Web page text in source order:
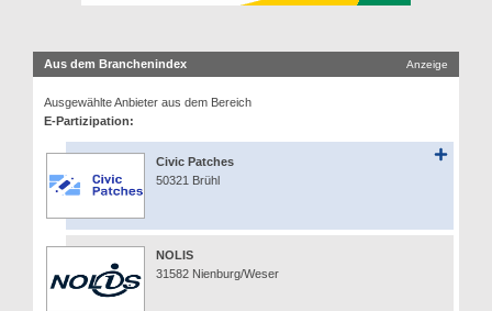
Aus dem Branchenindex Anzeige
Ausgewählte Anbieter aus dem Bereich
E-Partizipation:
Civic Patches
50321 Brühl
NOLIS
31582 Nienburg/Weser